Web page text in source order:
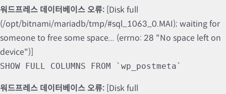
워드프레스 데이터베이스 오류: [Disk full
(/opt/bitnami/mariadb/tmp/#sql_1063_0.MAI); waiting for
someone to free some space... (errno: 28 "No space left on
device")]
SHOW FULL COLUMNS FROM `wp_postmeta`
워드프레스 데이터베이스 오류: [Disk full